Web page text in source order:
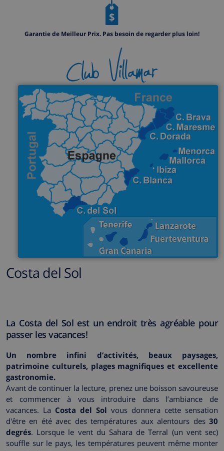
Garantie de Meilleur Prix. Pas besoin de regarder plus loin!
Costa del Sol
La Costa del Sol est un endroit très agréable pour
passer les vacances!
Un nombre infini d’activités, beaux paysages,
patrimoine culturels, plages magnifiques et excellente
gastronomie.
Avant de continuer la lecture, prenez une boisson savoureuse
et commencer à vous introduire dans l’ambiance de
vacances. La Costa del Sol vous donnera cette sensation
d'être en été avec des températures aux alentours des 30
degrés. Lorsque le vent du Sahara de Terral (un vent sec)
souffle sur le pays, les températures peuvent même monter